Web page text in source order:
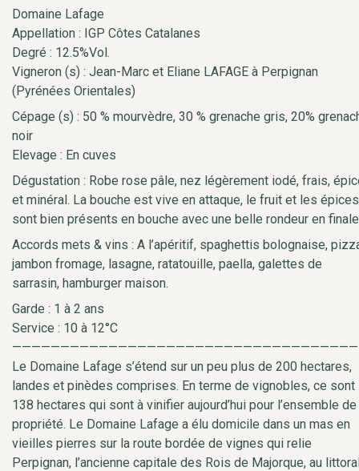
Domaine Lafage
Appellation : IGP Côtes Catalanes
Degré : 12.5%Vol.
Vigneron (s) : Jean-Marc et Eliane LAFAGE à Perpignan
(Pyrénées Orientales)
Cépage (s) : 50 % mourvèdre, 30 % grenache gris, 20%
noir
Elevage : En cuves
Dégustation : Robe rose pâle, nez légèrement iodé, frais,
et minéral. La bouche est vive en attaque, le fruit et les épices
sont bien présents en bouche avec une belle rondeur en
Accords mets & vins : A l’apéritif, spaghettis bolognaise,
jambon fromage, lasagne, ratatouille, paella, galettes de
sarrasin, hamburger maison.
Garde : 1 à 2 ans
Service : 10 à 12°C
Le Domaine Lafage s’étend sur un peu plus de 200 hectares,
landes et pinèdes comprises. En terme de vignobles, ce sont
138 hectares qui sont à vinifier aujourd’hui pour l’ensemble
propriété. Le Domaine Lafage a élu domicile dans un mas en
vieilles pierres sur la route bordée de vignes qui relie
Perpignan, l’ancienne capitale des Rois de Majorque, au